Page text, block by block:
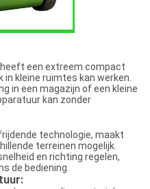
een extreem compact
kleine ruimtes kan werken.
in een magazijn of een kleine
kan zonder
technologie, maakt
terreinen mogelijk.
en richting regelen,
de bediening.